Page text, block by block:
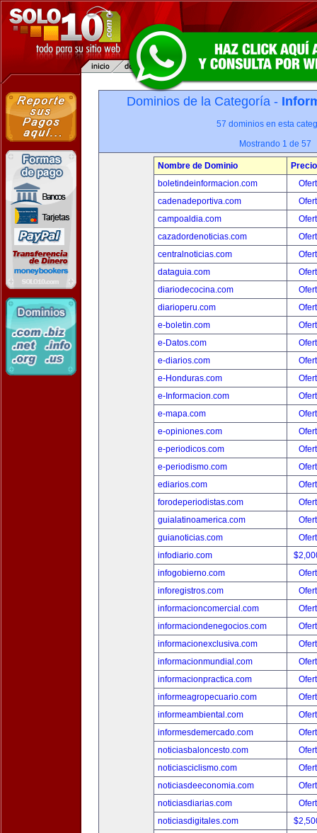
Dominios de la Categoría -
57 dominios en esta
Mostrando 1 de 57
Nombre de Dominio
Precio
boletindeinformacion.com
cadenadeportiva.com
campoaldia.com
cazadordenoticias.com
centralnoticias.com
dataguia.com
diariodecocina.com
diarioperu.com
e-boletin.com
e-Datos.com
e-diarios.com
e-Honduras.com
e-Informacion.com
e-mapa.com
e-opiniones.com
e-periodicos.com
e-periodismo.com
ediarios.com
forodeperiodistas.com
guialatinoamerica.com
guianoticias.com
infodiario.com
infogobierno.com
inforegistros.com
informacioncomercial.com
informaciondenegocios.com
informacionexclusiva.com
informacionmundial.com
informacionpractica.com
informeagropecuario.com
informeambiental.com
informesdemercado.com
noticiasbaloncesto.com
noticiasciclismo.com
noticiasdeeconomia.com
noticiasdiarias.com
noticiasdigitales.com